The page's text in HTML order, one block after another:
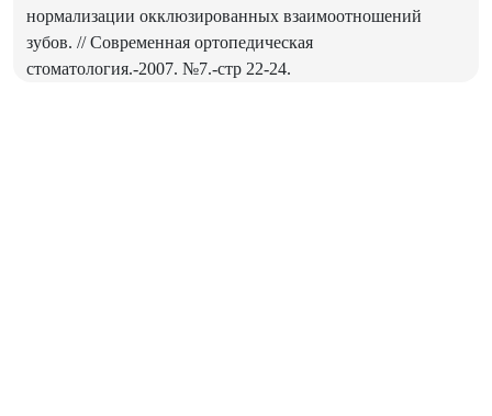
нормализации окклюзированных взаимоотношений
зубов. // Современная ортопедическая
стоматология.-2007. №7.-стр 22-24.